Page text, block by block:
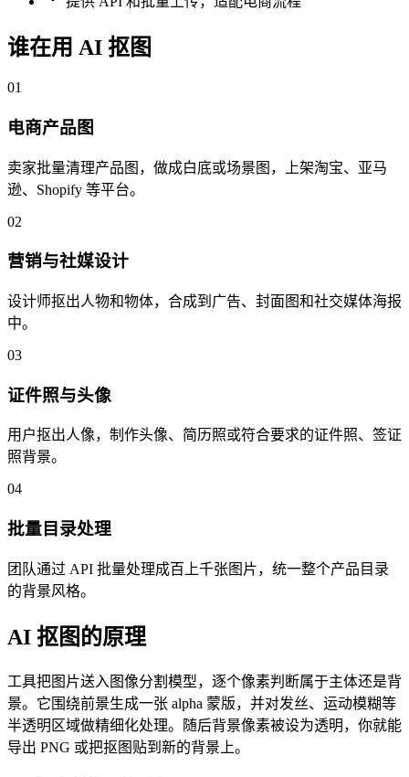
谁在用 AI 抠图
01
电商产品图
卖家批量清理产品图，做成白底或场景图，上架淘宝、亚马
逊、Shopify 等平台。
02
营销与社媒设计
设计师抠出人物和物体，合成到广告、封面图和社交媒体海报
中。
03
证件照与头像
用户抠出人像，制作头像、简历照或符合要求的证件照、签证
照背景。
04
批量目录处理
团队通过 API 批量处理成百上千张图片，统一整个产品目录
的背景风格。
AI 抠图的原理
工具把图片送入图像分割模型，逐个像素判断属于主体还是背
景。它围绕前景生成一张 alpha 蒙版，并对发丝、运动模糊等
半透明区域做精细化处理。随后背景像素被设为透明，你就能
导出 PNG 或把抠图贴到新的背景上。